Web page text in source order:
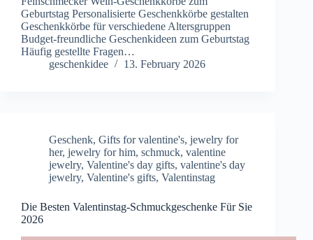
Geburtstag Personalisierte Geschenkkörbe gestalten
Geschenkkörbe für verschiedene Altersgruppen
Budget-freundliche Geschenkideen zum Geburtstag
Häufig gestellte Fragen…
geschenkidee
13. February 2026
Geschenk, Gifts for valentine's, jewelry for
her, jewelry for him, schmuck, valentine
jewelry, Valentine's day gifts, valentine's day
jewelry, Valentine's gifts, Valentinstag
Die Besten Valentinstag-Schmuckgeschenke Für Sie
2026